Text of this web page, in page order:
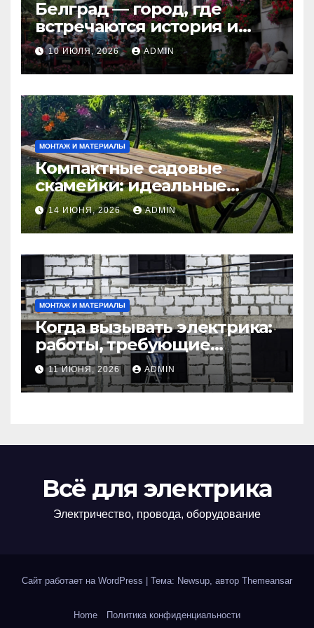
Белград — город, где
встречаются история и
современность
10 ИЮЛЯ, 2026 ADMIN
МОНТАЖ И МАТЕРИАЛЫ
Компактные садовые
скамейки: идеальные
решения Madmetal.ru для
маленьких участков
14 ИЮНЯ, 2026 ADMIN
МОНТАЖ И МАТЕРИАЛЫ
Когда вызывать электрика:
работы, требующие
профессионала Электрик
круглосуточно
11 ИЮНЯ, 2026 ADMIN
Всё для электрика
Электричество, провода, оборудование
Сайт работает на WordPress Тема: Newsup, автор Themeansar
Home Политика конфиденциальности